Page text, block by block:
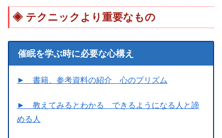
テクニックより重要なもの
催眠を学ぶ時に必要な心構え
► 書籍、参考資料の紹介 心のプリズム
► 教えてみるとわかる できるようになる人と諦
める人